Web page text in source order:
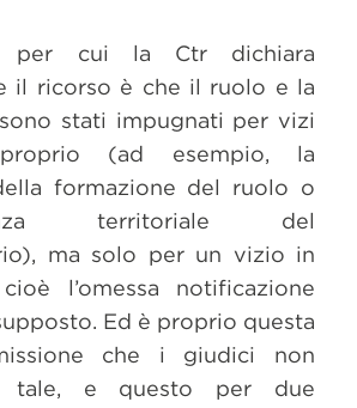
per cui la Ctr dichiara
il ricorso è che il ruolo e la
stati impugnati per vizi
(ad esempio, la
formazione del ruolo o
territoriale del
ma solo per un vizio in
l’omessa notificazione
Ed è proprio questa
che i giudici non
tale, e questo per due